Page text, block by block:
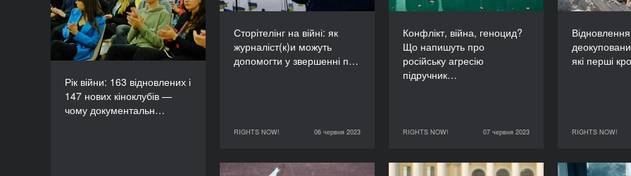
Сторітелінг на війні: як
журналіст(к)и можуть
допомогти у звершенні п…
RIGHTS NOW! 06 червня 2023
RIGHTS NOW!
06 червня 2023
Конфлікт, війна, геноцид?
Що напишуть про
російську агресію
підручник…
RIGHTS NOW! 07 червня 2023
RIGHTS NOW!
07 червня 2023
які перші
RIGHTS NOW!
03 червня 2023
Рік війни: 163 відновлених і
147 нових кіноклубів —
чому документальн…
кіноклубів — чому
документальне кіно стає
дедалі популярнішим?
ТРИВАЛІСТЬ